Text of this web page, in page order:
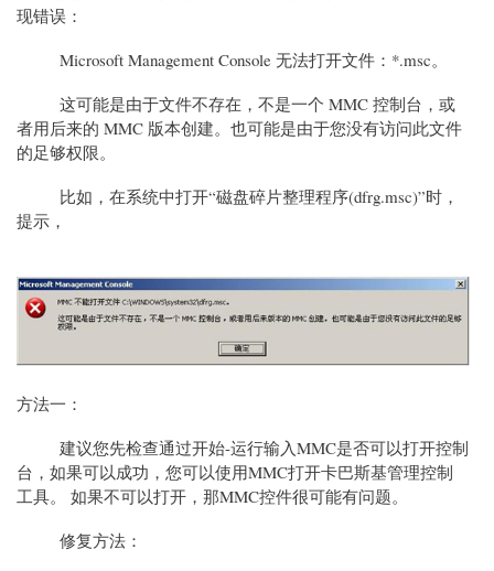
现错误：
Microsoft Management Console 无法打开文件：*.msc。
这可能是由于文件不存在，不是一个 MMC 控制台，或
者用后来的 MMC 版本创建。也可能是由于您没有访问此文件
的足够权限。
比如，在系统中打开“磁盘碎片整理程序(dfrg.msc)”时，
提示，
方法一：
建议您先检查通过开始-运行输入MMC是否可以打开控制
台，如果可以成功，您可以使用MMC打开卡巴斯基管理控制
工具。 如果不可以打开，那MMC控件很可能有问题。
修复方法：